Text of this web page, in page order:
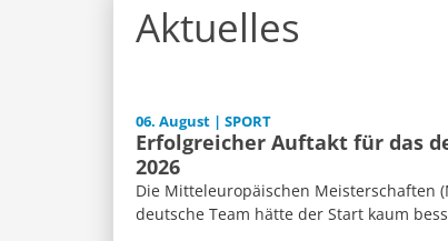
Aktuelles
06. August | SPORT
Erfolgreicher Auftakt für das
2026
Die Mitteleuropäischen Meisterschaften
deutsche Team hätte der Start kaum